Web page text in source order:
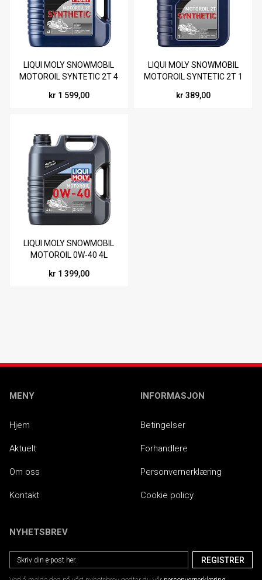
LIQUI MOLY SNOWMOBIL
MOTOROIL SYNTETIC 2T 4
kr 1 599,00
LIQUI MOLY SNOWMOBIL
MOTOROIL SYNTETIC 2T 1
kr 389,00
LIQUI MOLY SNOWMOBIL
MOTOROIL 0W-40 4L
kr 1 399,00
MENY
Hjem
Aktuelt
Om oss
Kontakt
INFORMASJON
Betingelser
Forhandlere
Personvernerklæring
Cookie policy
NYHETSBREV